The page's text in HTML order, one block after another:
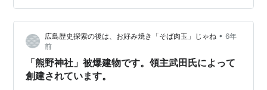
式になっています。 昭和を代表…
広島歴史探索の後は、お好み焼き「そば肉玉」じゃね • 6年
前
「熊野神社」被爆建物です。領主武田氏によって
創建されています。